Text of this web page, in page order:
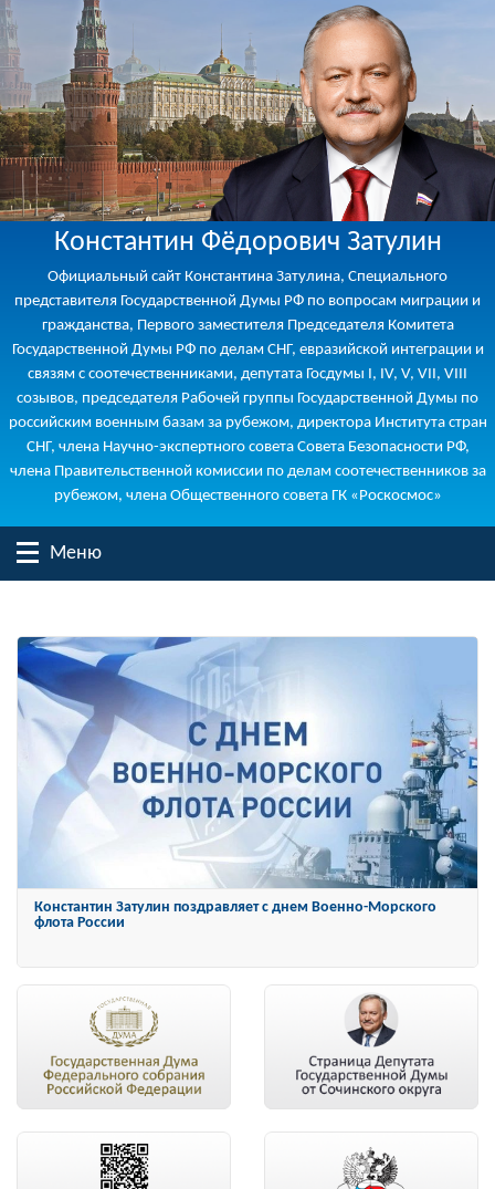
Константин Фёдорович Затулин
Официальный сайт Константина Затулина, Специального
представителя Государственной Думы РФ по вопросам миграции и
гражданства, Первого заместителя Председателя Комитета
Государственной Думы РФ по делам СНГ, евразийской интеграции и
связям с соотечественниками, депутата Госдумы I, IV, V, VII, VIII
созывов, председателя Рабочей группы Государственной Думы по
российским военным базам за рубежом, директора Института стран
СНГ, члена Научно-экспертного совета Совета Безопасности РФ,
члена Правительственной комиссии по делам соотечественников за
рубежом, члена Общественного совета ГК «Роскосмос»
Меню
Константин Затулин награжден Орденом «За заслуги перед
Отечеством» IV степени